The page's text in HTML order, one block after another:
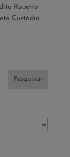
Roberto
Custódio